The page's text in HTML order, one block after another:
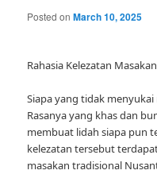
Posted onMarch 10, 2025
Rahasia Kelezatan
Siapa yang tidak
Rasanya yang khas dan
membuat lidah siapa pun
kelezatan tersebut
masakan tradisional